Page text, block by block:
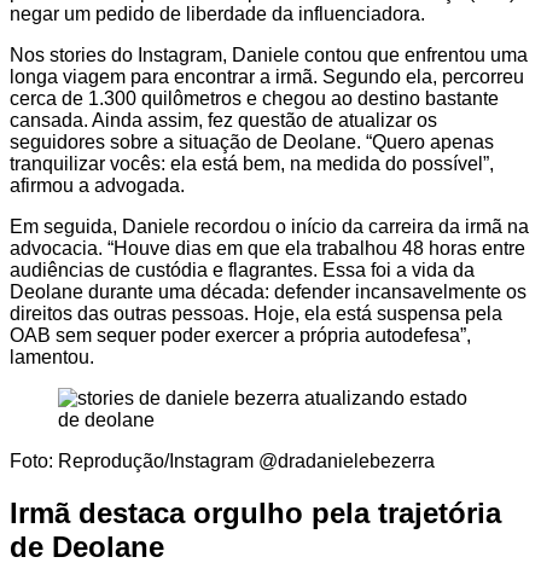
negar um pedido de liberdade da influenciadora.
Nos stories do Instagram, Daniele contou que enfrentou uma
longa viagem para encontrar a irmã. Segundo ela, percorreu
cerca de 1.300 quilômetros e chegou ao destino bastante
cansada. Ainda assim, fez questão de atualizar os
seguidores sobre a situação de Deolane. “Quero apenas
tranquilizar vocês: ela está bem, na medida do possível”,
afirmou a advogada.
Em seguida, Daniele recordou o início da carreira da irmã na
advocacia. “Houve dias em que ela trabalhou 48 horas entre
audiências de custódia e flagrantes. Essa foi a vida da
Deolane durante uma década: defender incansavelmente os
direitos das outras pessoas. Hoje, ela está suspensa pela
OAB sem sequer poder exercer a própria autodefesa”,
lamentou.
Foto: Reprodução/Instagram @dradanielebezerra
Irmã destaca orgulho pela trajetória
de Deolane